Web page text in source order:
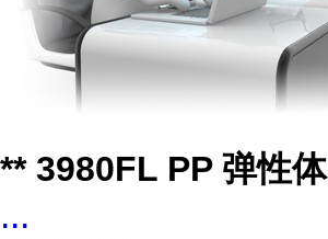
** 3980FL PP 弹性体
...